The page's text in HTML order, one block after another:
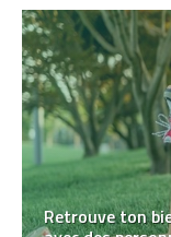
Retrouve ton